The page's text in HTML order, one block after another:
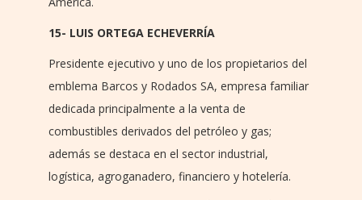
15- LUIS ORTEGA ECHEVERRÍA
Presidente ejecutivo y uno de los propietarios del
emblema Barcos y Rodados SA, empresa familiar
dedicada principalmente a la venta de
combustibles derivados del petróleo y gas;
además se destaca en el sector industrial,
logística, agroganadero, financiero y hotelería.